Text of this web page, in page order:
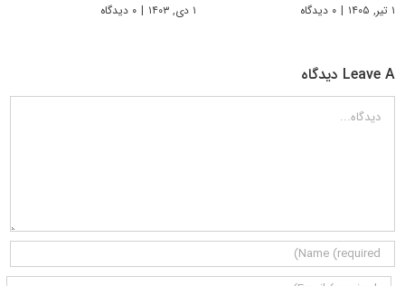
۱ تیر, ۱۴۰۵ | ۰ دیدگاه ۱ دی, ۱۴۰۳ | ۰ دیدگاه
Leave A دیدگاه
دیدگاه